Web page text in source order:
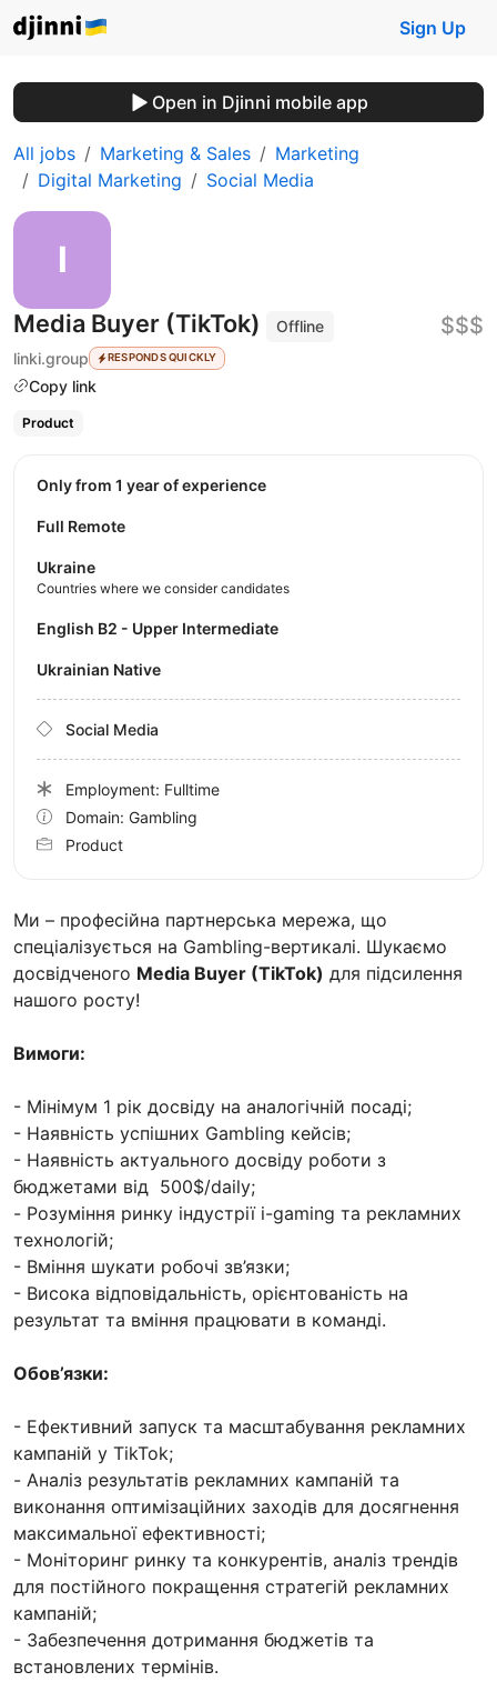
Sign Up
Open in Djinni mobile app
All jobs Marketing & Sales
Marketing
Digital Marketing
Social Media
Media Buyer (TikTok)
Offline
linki.group
RESPONDS QUICKLY
Copy link
$$$
Product
Ми – професійна партнерська мережа, що
спеціалізується на Gambling-вертикалі. Шукаємо
досвідченого Media Buyer (TikTok) для підсилення
нашого росту!
Вимоги:
- Мінімум 1 рік досвіду на аналогічній посаді;
- Наявність успішних Gambling кейсів;
- Наявність актуального досвіду роботи з
бюджетами від 500$/daily;
- Розуміння ринку індустрії i-gaming та рекламних
технологій;
- Вміння шукати робочі зв’язки;
- Висока відповідальність, орієнтованість на
результат та вміння працювати в команді.
Обов’язки:
- Ефективний запуск та масштабування рекламних
кампаній у TikTok;
- Аналіз результатів рекламних кампаній та
виконання оптимізаційних заходів для досягнення
максимальної ефективності;
- Моніторинг ринку та конкурентів, аналіз трендів
для постійного покращення стратегій рекламних
кампаній;
- Забезпечення дотримання бюджетів та
встановлених термінів.
Only from 1 year of experience
Full Remote
Ukraine
Countries where we consider candidates
English B2 - Upper Intermediate
Ukrainian Native
Social Media
Employment: Fulltime
Domain: Gambling
Product